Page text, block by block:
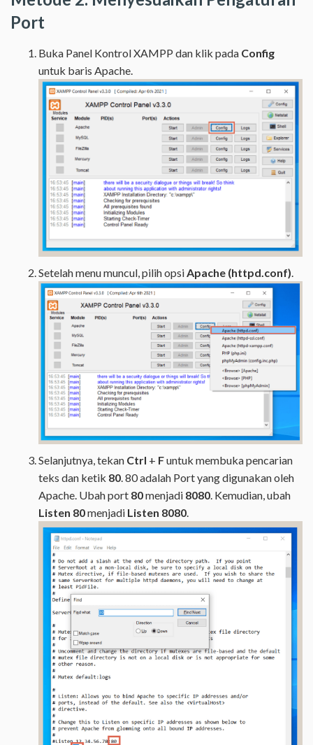
Port
Buka Panel Kontrol XAMPP dan klik pada Config
untuk baris Apache.
Setelah menu muncul, pilih opsiApache (httpd.conf).
Selanjutnya, tekan Ctrl + Funtuk membuka pencarian
teks dan ketik 80. 80 adalah Port yang digunakan oleh
Apache. Ubah port 80menjadi 8080. Kemudian, ubah
Listen 80menjadi Listen 8080.